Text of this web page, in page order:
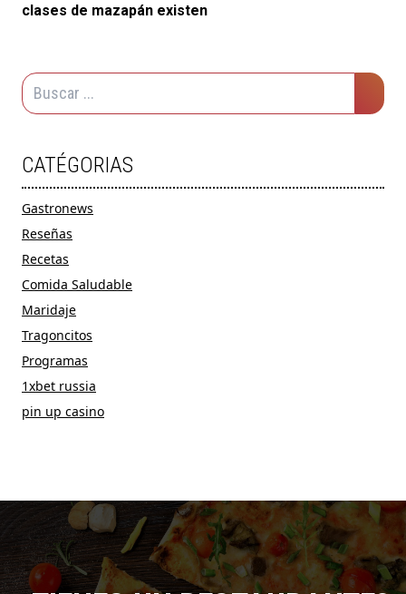
clases de mazapán existen
CATÉGORIAS
Gastronews
Reseñas
Recetas
Comida Saludable
Maridaje
Tragoncitos
Programas
1xbet russia
pin up casino